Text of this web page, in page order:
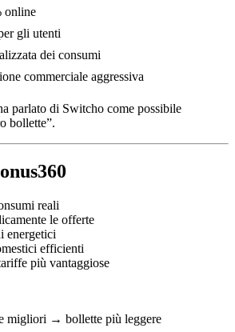
online
gli utenti
dei consumi
commerciale aggressiva
parlato di Switcho come possibile
bollette”.
reali
le offerte
energetici
efficienti
più vantaggiose
migliori → bollette più leggere